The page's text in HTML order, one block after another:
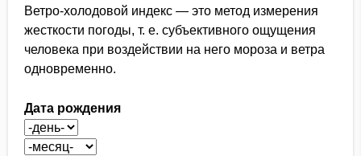
Ветро-холодовой индекс — это метод измерения
жесткости погоды, т. е. субъективного ощущения
человека при воздействии на него мороза и ветра
одновременно.
Дата рождения